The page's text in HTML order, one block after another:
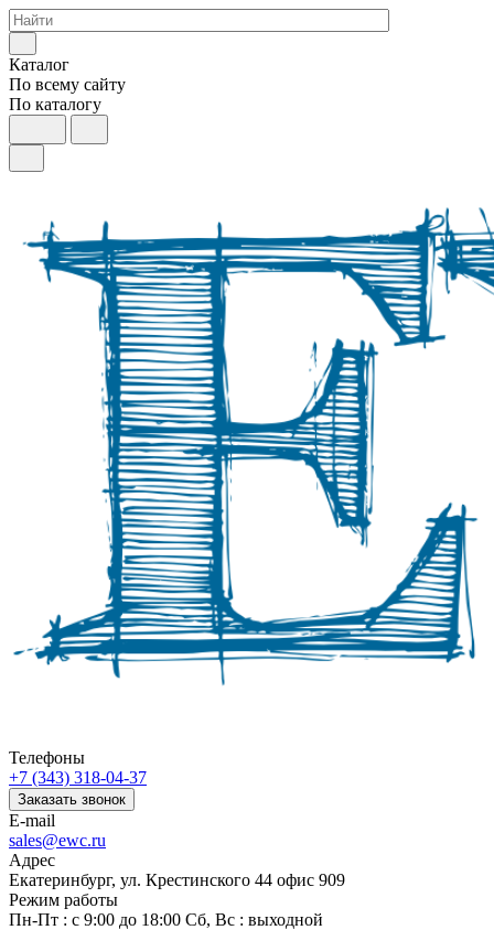
Каталог
По всему сайту
По каталогу
Телефоны
+7 (343) 318-04-37
Заказать звонок
E-mail
sales@ewc.ru
Адрес
Екатеринбург, ул. Крестинского 44 офис 909
Режим работы
Пн-Пт : с 9:00 до 18:00 Сб, Вс : выходной